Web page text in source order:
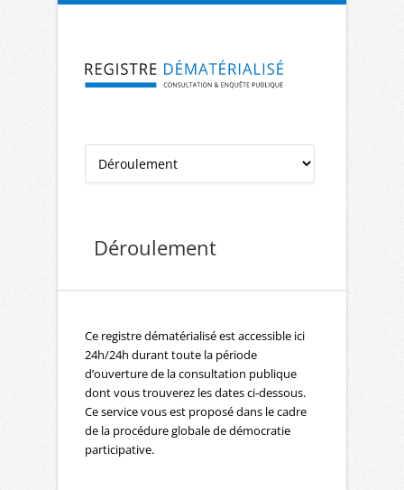
Aller à la navigation Aller au contenu
Déroulement
Ce registre dématérialisé est accessible ici
24h/24h durant toute la période
d’ouverture de la consultation publique
dont vous trouverez les dates ci-dessous.
Ce service vous est proposé dans le cadre
de la procédure globale de démocratie
participative.